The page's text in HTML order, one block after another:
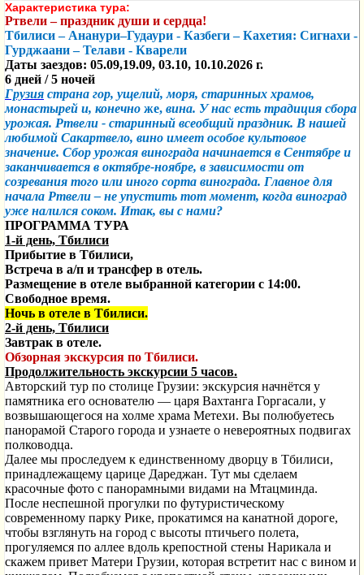
Характеристика тура:
Ртвели – праздник души и сердца!
Тбилиси – Ананури–Гудаури - Казбеги – Кахетия: Сигнахи -
Гурджаани – Телави - Кварели
Даты заездов: 05.09,19.09, 03.10, 10.10.2026 г.
6 дней / 5 ночей
Грузия страна гор, ущелий, моря, старинных храмов,
монастырей и, конечно же, вина. У нас есть традиция сбора
урожая. Ртвели - старинный всеобщий праздник. В нашей
любимой Сакартвело, вино имеет особое культовое
значение. Сбор урожая винограда начинается в Сентябре и
заканчивается в октябре-ноябре, в зависимости от
созревания того или иного сорта винограда. Главное для
начала Ртвели – не упустить тот момент, когда виноград
уже налился соком. Итак, вы с нами?
ПРОГРАММА ТУРА
1-й день, Тбилиси
Прибытие в Тбилиси,
Встреча в а/п и трансфер в отель.
Размещение в отеле выбранной категории с 14:00.
Свободное время.
Ночь в отеле в Тбилиси.
2-й день, Тбилиси
Завтрак в отеле.
Обзорная экскурсия по Тбилиси.
Продолжительность экскурсии 5 часов.
Авторский тур по столице Грузии: экскурсия начнётся у
памятника его основателю — царя Вахтанга Горгасали, у
возвышающегося на холме храма Метехи. Вы полюбуетесь
панорамой Старого города и узнаете о невероятных подвигах
полководца.
Далее мы проследуем к единственному дворцу в Тбилиси,
принадлежащему царице Дареджан. Тут мы сделаем
красочные фото с панорамными видами на Мтацминда.
После неспешной прогулки по футуристическому
современному парку Рике, прокатимся на канатной дороге,
чтобы взглянуть на город с высоты птичьего полета,
прогуляемся по аллее вдоль крепостной стены Нарикала и
скажем привет Матери Грузии, которая встретит нас с вином и